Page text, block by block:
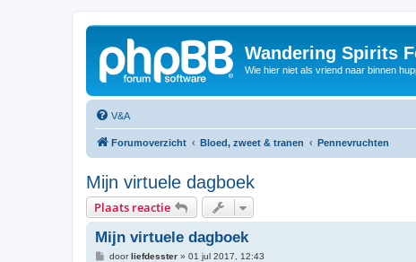
Wandering Spirits
Wie hier niet als vriend naar binnen
V&A
Forumoverzicht Bloed, zweet & tranen Pennevruchten
Mijn virtuele dagboek
Plaats reactie
Mijn virtuele dagboek
Bdoorliefdesster» 01 jul 2017, 12:43